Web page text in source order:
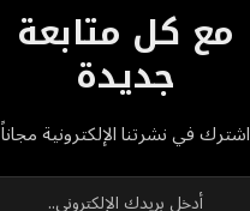
مع كل متابعة
جديدة
اشترك في نشرتنا الإلكترونية مجاناً